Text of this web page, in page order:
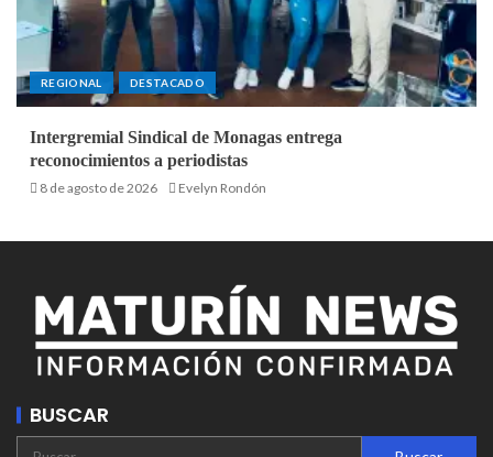
REGIONAL DESTACADO
Intergremial Sindical de Monagas entrega
reconocimientos a periodistas
8 de agosto de 2026 Evelyn Rondón
BUSCAR